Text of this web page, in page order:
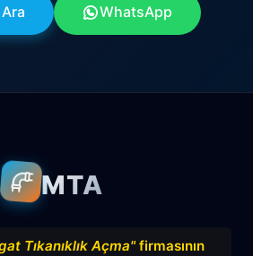
WhatsApp
MTA
Tıkanıklık Açma"firmasının